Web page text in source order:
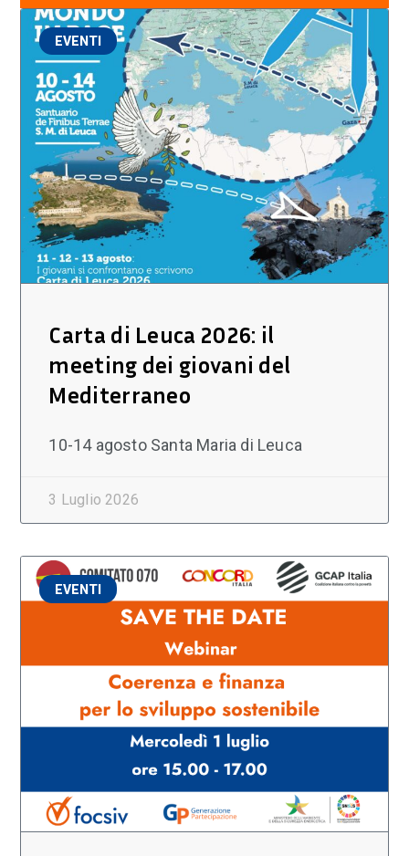
EVENTI
Carta di Leuca 2026: il
meeting dei giovani del
Mediterraneo
10-14 agosto Santa Maria di Leuca
3 Luglio 2026
EVENTI